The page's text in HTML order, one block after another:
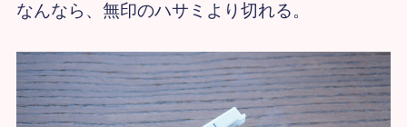
なんなら、無印のハサミより切れる。